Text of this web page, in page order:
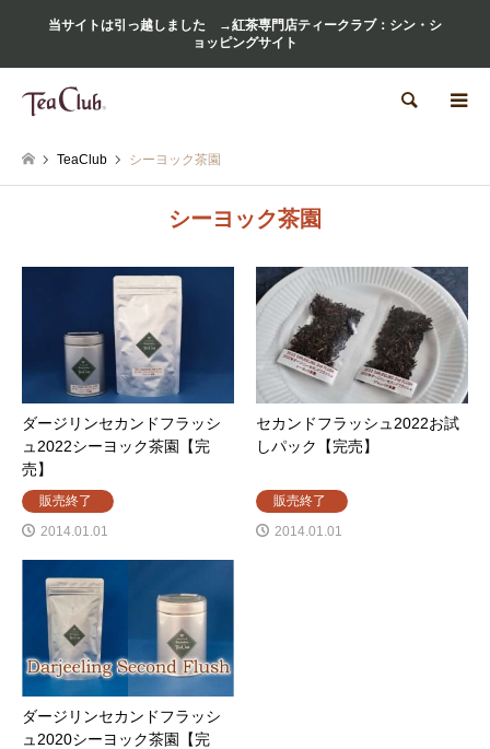
当サイトは引っ越しました →紅茶専門店ティークラブ：シン・シ
ョッピングサイト
検索
TeaClub シーヨック茶園
シーヨック茶園
ダージリンセカンドフラッシ
ュ2022シーヨック茶園【完
売】
販売終了
2014.01.01
セカンドフラッシュ2022お試
しパック【完売】
販売終了
2014.01.01
ダージリンセカンドフラッシ
ュ2020シーヨック茶園【完